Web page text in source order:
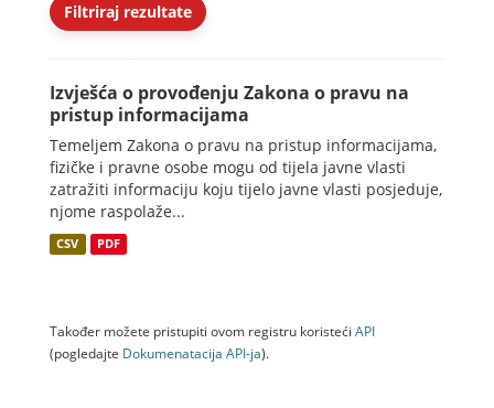
Filtriraj rezultate
Izvješća o provođenju Zakona o pravu na
pristup informacijama
Temeljem Zakona o pravu na pristup informacijama,
fizičke i pravne osobe mogu od tijela javne vlasti
zatražiti informaciju koju tijelo javne vlasti posjeduje,
njome raspolaže...
CSV PDF
Također možete pristupiti ovom registru koristeći API
(pogledajte Dokumenаtаcijа API-jа).